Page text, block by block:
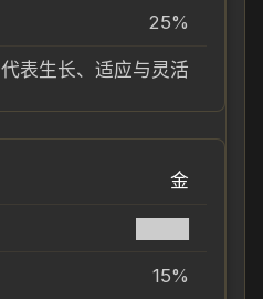
25%
代表生长、适应与灵活
金
15%